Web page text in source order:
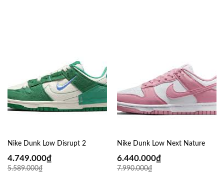
Nike Dunk Low Disrupt 2
5.589.000₫
4.749.000₫
Nike Dunk Low Next Nature
7.990.000₫
6.440.000₫